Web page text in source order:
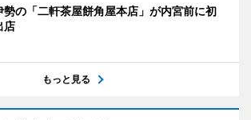
勢の「二軒茶屋餅角屋本店」が内宮前に初
店
もっと見る